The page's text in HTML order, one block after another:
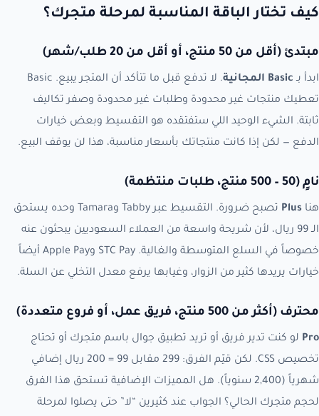
كيف تختار الباقة المناسبة لمرحلة متجرك؟
مبتدئ (أقل من 50 منتج، أو أقل من 20 طلب/شهر)
ابدأ بـ Basic المجانية
. لا تدفع قبل ما تتأكد أن المتجر يبيع. Basic
تعطيك منتجات غير محدودة وطلبات غير محدودة وصفر تكاليف
ثابتة. الشيء الوحيد اللي ستفتقده هو التقسيط وبعض خيارات
الدفع — لكن إذا كانت منتجاتك بأسعار مناسبة، هذا لن يوقف البيع.
نامٍ (50 – 500 منتج، طلبات منتظمة)
هنا Plus
تصبح ضرورة. التقسيط عبر Tabby وTamara وحده يستحق
الـ 99 ريال، لأن شريحة واسعة من العملاء السعوديين يبحثون عنه
خصوصاً في السلع المتوسطة والغالية. STC Pay وApple Pay أيضاً
خيارات يريدها كثير من الزوار، وغيابها يرفع معدل التخلي عن السلة.
محترف (أكثر من 500 منتج، فريق عمل، أو فروع متعددة)
Pro لو كنت تدير فريق أو تريد تطبيق جوال باسم متجرك أو تحتاج
تخصيص CSS. لكن قيّم الفرق: 299 مقابل 99 = 200 ريال إضافي
شهرياً (2,400 سنوياً). هل المميزات الإضافية تستحق هذا الفرق
لحجم متجرك الحالي؟ الجواب عند كثيرين “لا” حتى يصلوا لمرحلة